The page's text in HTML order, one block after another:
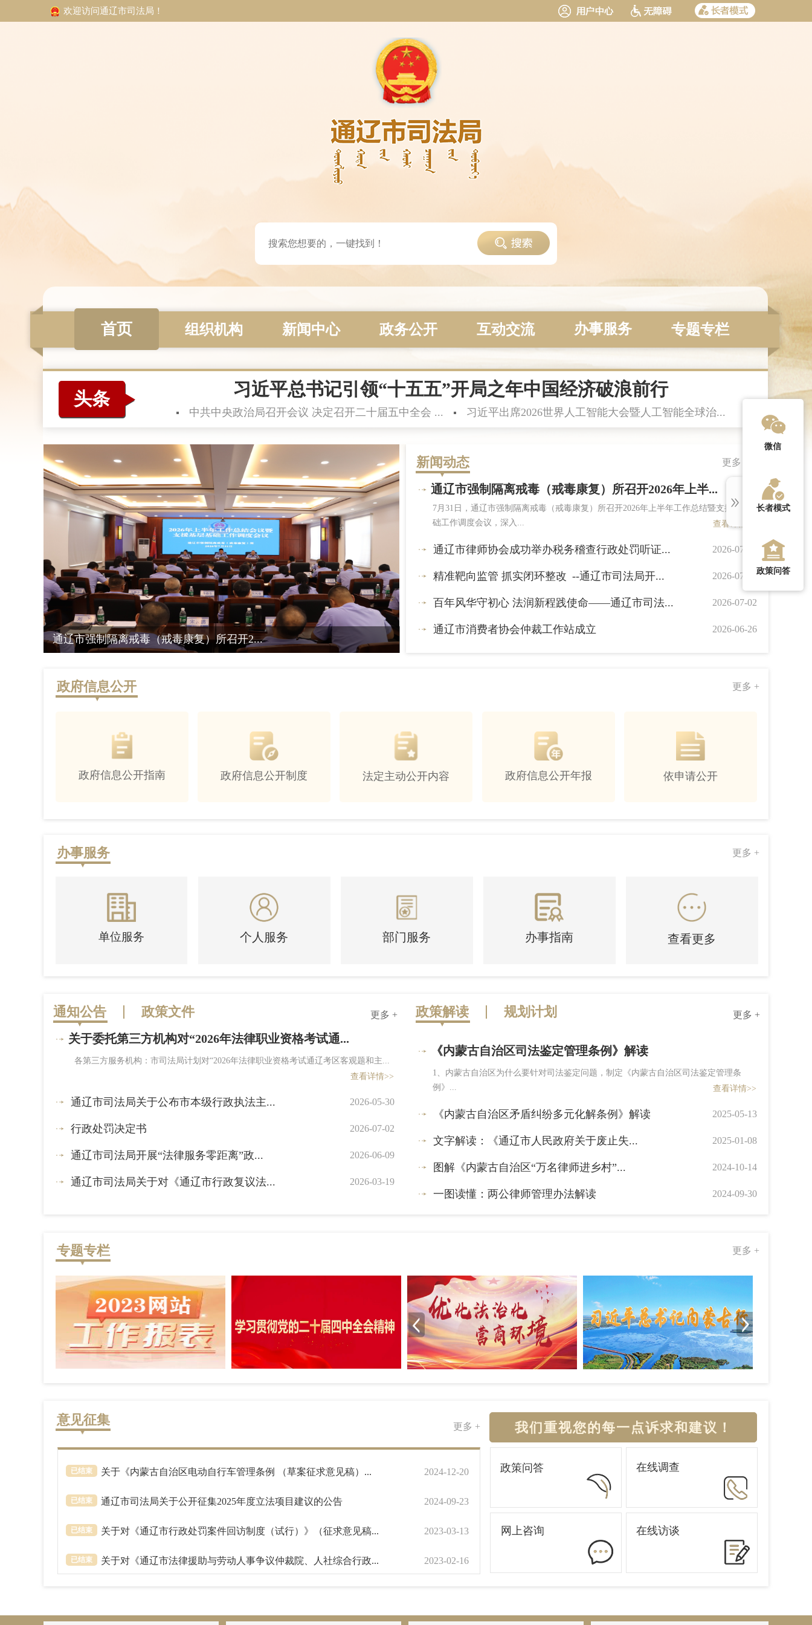
欢迎访问通辽市司法局！
首页 组织机构 新闻中心 政务公开 互动交流 办事服务 专题专栏
头条 习近平总书记引领“十五五”开局之年中国经济破浪前行
中共中央政治局召开会议 决定召开二十届五中全会 ... 习近平出席2026世界人工智能大会暨人工智能全球治...
通辽市律师协会成功举办税务稽查行政处...
新闻动态 更多 +
通辽市强制隔离戒毒（戒毒康复）所召开2026年上半...
7月31日，通辽市强制隔离戒毒（戒毒康复）所召开2026年上半年工作总结暨支援基层基
础工作调度会议，深入...
查看详情>>
通辽市律师协会成功举办税务稽查行政处罚听证... 2026-07-25
精准靶向监管 抓实闭环整改 --通辽市司法局开... 2026-07-15
百年风华守初心 法润新程践使命——通辽市司法... 2026-07-02
通辽市消费者协会仲裁工作站成立 2026-06-26
政府信息公开 更多 +
政府信息公开指南 政府信息公开制度 法定主动公开内容 政府信息公开年报 依申请公开
办事服务 更多 +
单位服务 个人服务 部门服务 办事指南 查看更多
通知公告 政策文件 更多 +
关于委托第三方机构对“2026年法律职业资格考试通...
各第三方服务机构：市司法局计划对“2026年法律职业资格考试通辽考区客观题和主...
查看详情>>
通辽市司法局关于公布市本级行政执法主... 2026-05-30
行政处罚决定书 2026-07-02
通辽市司法局开展“法律服务零距离”政... 2026-06-09
通辽市司法局关于对《通辽市行政复议法... 2026-03-19
组织市直各单位对市本...
查看详情>>
政策解读 规划计划 更多 +
《内蒙古自治区司法鉴定管理条例》解读
1、内蒙古自治区为什么要针对司法鉴定问题，制定《内蒙古自治区司法鉴定管理条
例》...
查看详情>>
《内蒙古自治区矛盾纠纷多元化解条例》解读 2025-05-13
文字解读：《通辽市人民政府关于废止失... 2025-01-08
图解《内蒙古自治区“万名律师进乡村”... 2024-10-14
一图读懂：两公律师管理办法解读 2024-09-30
专题专栏 更多 +
意见征集 更多 +
已结束 关于《内蒙古自治区电动自行车管理条例 （草案征求意见稿）... 2024-12-20
已结束 通辽市司法局关于公开征集2025年度立法项目建议的公告 2024-09-23
已结束 关于对《通辽市行政处罚案件回访制度（试行）》（征求意见稿... 2023-03-13
已结束 关于对《通辽市法律援助与劳动人事争议仲裁院、人社综合行政... 2023-02-16
我们重视您的每一点诉求和建议！
政策问答 在线调查
网上咨询 在线访谈
微信
长者模式
政策问答